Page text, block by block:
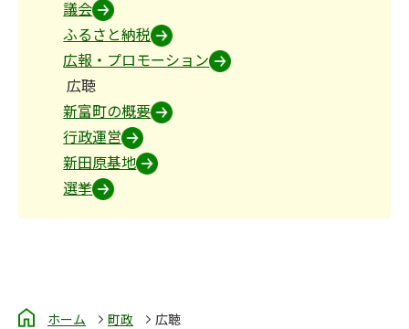
議会
ふるさと納税
広報・プロモーション
広聴
新富町の概要
行政運営
新田原基地
選挙
ホーム 町政 広聴